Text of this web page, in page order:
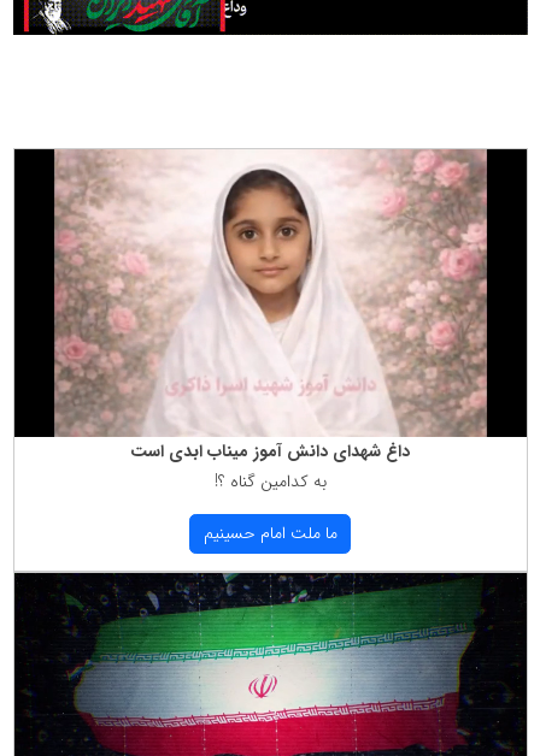
داغ شهدای دانش آموز میناب ابدی است
به كدامین گناه ؟!
ما ملت امام حسینیم